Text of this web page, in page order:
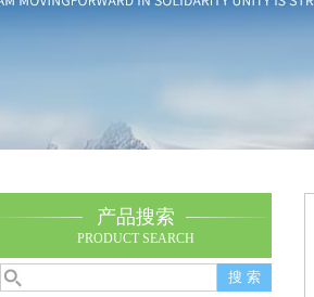
产品搜索
PRODUCT SEARCH